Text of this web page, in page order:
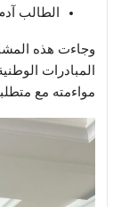
الطالب
وجاءت هذه
المبادرات
مواءمته مع